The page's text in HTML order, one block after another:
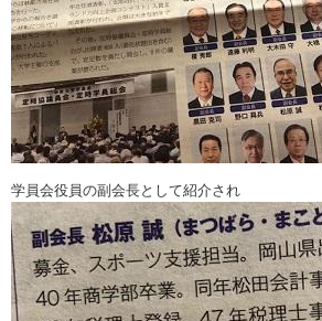
学員会役員の副会長として紹介され